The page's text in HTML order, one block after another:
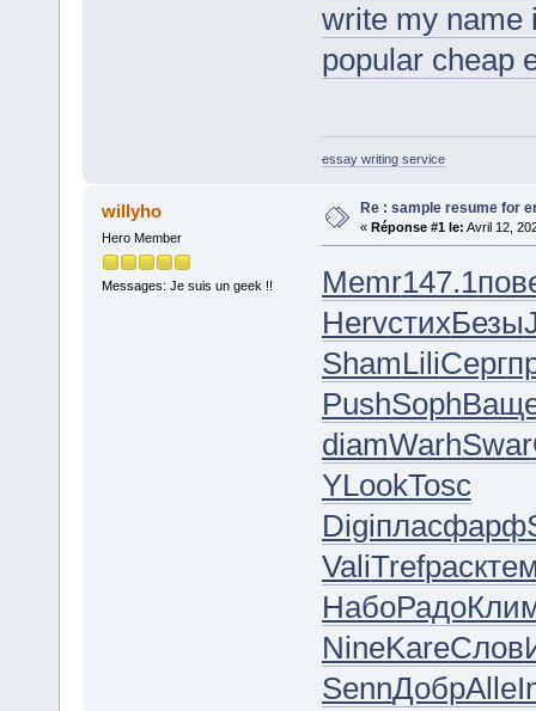
write my name
popular cheap
essay writing service
willyho
Hero Member
Messages: Je suis un geek !!
Re : sample resume for
« Réponse #1 le: Avril 12,
Memr147.1
HervстихБезы
ShamLiliСерг
PushSoph
diamWarhSwar
YLookTosc
Digiпласфарф
ValiTrefраск
НабоРадо
NineKareСлов
SennДобрAlle